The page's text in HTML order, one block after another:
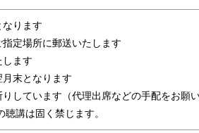
なります
定場所に郵送いたします
します
月末となります
しています（代理出席などの手配をお願い
講は固く禁じます。